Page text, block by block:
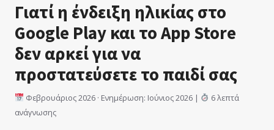
Γιατί η ένδειξη ηλικίας στο
Google Play και το App Store
δεν αρκεί για να
προστατεύσετε το παιδί σας
Φεβρουάριος 2026 · Ενημέρωση: Ιούνιος 2026 |
6 λεπτά
ανάγνωσης